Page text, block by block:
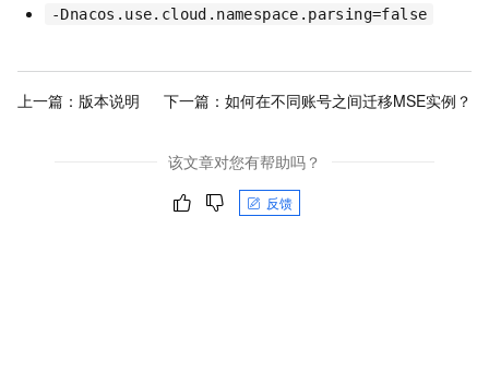
-Dnacos.use.cloud.namespace.parsing=false
上一篇： 版本说明 下一篇： 如何在不同账号之间迁移MSE实例？
该文章对您有帮助吗？
反馈